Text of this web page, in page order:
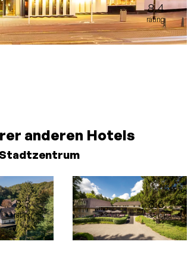
8.4
rating
anderen Hotels
Stadtzentrum
8.3
rating
8.6
rating